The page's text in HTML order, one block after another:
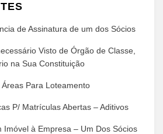
de Assinatura de um dos Sócios
Visto de Órgão de Classe,
na Sua Constituição
Para Loteamento
P/ Matrículas Abertas – Aditivos
Imóvel à Empresa – Um Dos Sócios